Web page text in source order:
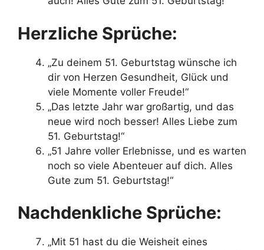
Herzliche Sprüche:
„Zu deinem 51. Geburtstag wünsche ich
dir von Herzen Gesundheit, Glück und
viele Momente voller Freude!“
„Das letzte Jahr war großartig, und das
neue wird noch besser! Alles Liebe zum
51. Geburtstag!“
„51 Jahre voller Erlebnisse, und es warten
noch so viele Abenteuer auf dich. Alles
Gute zum 51. Geburtstag!“
Nachdenkliche Sprüche:
„Mit 51 hast du die Weisheit eines